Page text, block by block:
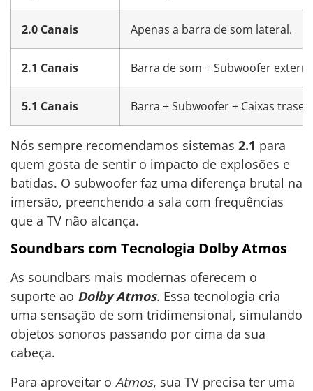
2.0 Canais Apenas a barra de som lateral.
2.1 Canais Barra de som + Subwoofer
5.1 Canais Barra + Subwoofer + Caixas
Nós sempre recomendamos sistemas 2.1 para
quem gosta de sentir o impacto de explosões e
batidas. O subwoofer faz uma diferença brutal na
imersão, preenchendo a sala com frequências
que a TV não alcança.
Soundbars com Tecnologia Dolby Atmos
As soundbars mais modernas oferecem o
suporte ao Dolby Atmos. Essa tecnologia cria
uma sensação de som tridimensional, simulando
objetos sonoros passando por cima da sua
cabeça.
Para aproveitar o Atmos, sua TV precisa ter uma